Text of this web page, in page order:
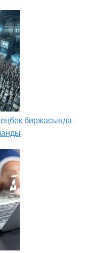
биржасында